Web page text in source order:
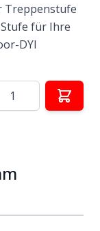
Treppenstufe
für Ihre
DYI